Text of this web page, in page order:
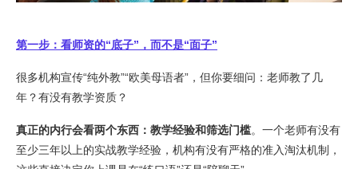
第一步：看师资的“底子”，而不是“面子”
很多机构宣传“纯外教”“欧美母语者”，但你要细问：老师教了几
年？有没有教学资质？
真正的内行会看两个东西：教学经验和筛选门槛。一个老师有没有
至少三年以上的实战教学经验，机构有没有严格的准入淘汰机制，